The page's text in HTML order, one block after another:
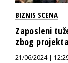
BIZNIS SCENA
Zaposleni
zbog
21/06/2024 |